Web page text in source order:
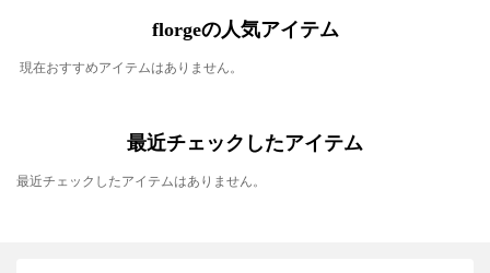
florgeの人気アイテム
現在おすすめアイテムはありません。
最近チェックしたアイテム
最近チェックしたアイテムはありません。